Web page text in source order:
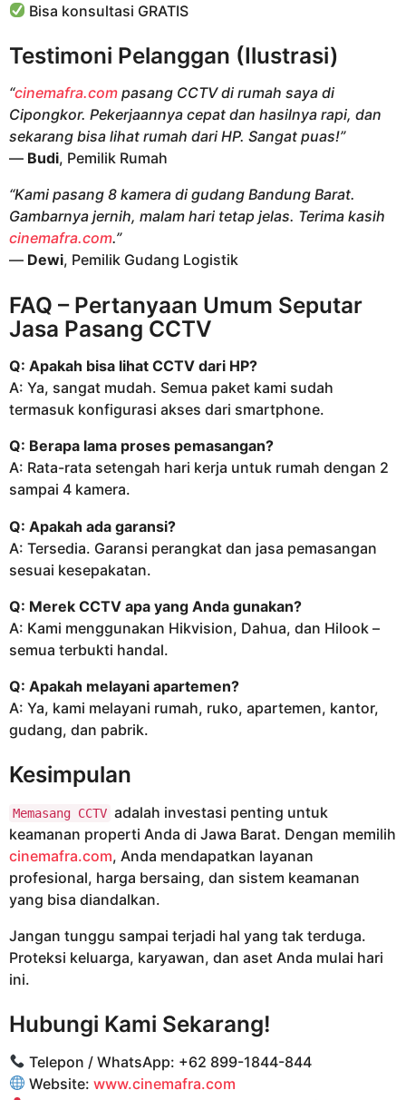
Bisa konsultasi GRATIS
Testimoni Pelanggan (Ilustrasi)
“cinemafra.com pasang CCTV di rumah saya di
Cipongkor. Pekerjaannya cepat dan hasilnya rapi, dan
sekarang bisa lihat rumah dari HP. Sangat puas!”
— Budi, Pemilik Rumah
“Kami pasang 8 kamera di gudang Bandung Barat.
Gambarnya jernih, malam hari tetap jelas. Terima kasih
cinemafra.com.”
— Dewi, Pemilik Gudang Logistik
FAQ – Pertanyaan Umum Seputar
Jasa Pasang CCTV
Q: Apakah bisa lihat CCTV dari HP?
A: Ya, sangat mudah. Semua paket kami sudah
termasuk konfigurasi akses dari smartphone.
Q: Berapa lama proses pemasangan?
A: Rata-rata setengah hari kerja untuk rumah dengan 2
sampai 4 kamera.
Q: Apakah ada garansi?
A: Tersedia. Garansi perangkat dan jasa pemasangan
sesuai kesepakatan.
Q: Merek CCTV apa yang Anda gunakan?
A: Kami menggunakan Hikvision, Dahua, dan Hilook –
semua terbukti handal.
Q: Apakah melayani apartemen?
A: Ya, kami melayani rumah, ruko, apartemen, kantor,
gudang, dan pabrik.
Kesimpulan
Memasang CCTV adalah investasi penting untuk
keamanan properti Anda di Jawa Barat. Dengan memilih
cinemafra.com, Anda mendapatkan layanan
profesional, harga bersaing, dan sistem keamanan
yang bisa diandalkan.
Jangan tunggu sampai terjadi hal yang tak terduga.
Proteksi keluarga, karyawan, dan aset Anda mulai hari
ini.
Hubungi Kami Sekarang!
Telepon / WhatsApp: +62 899-1844-844
Website:www.cinemafra.com